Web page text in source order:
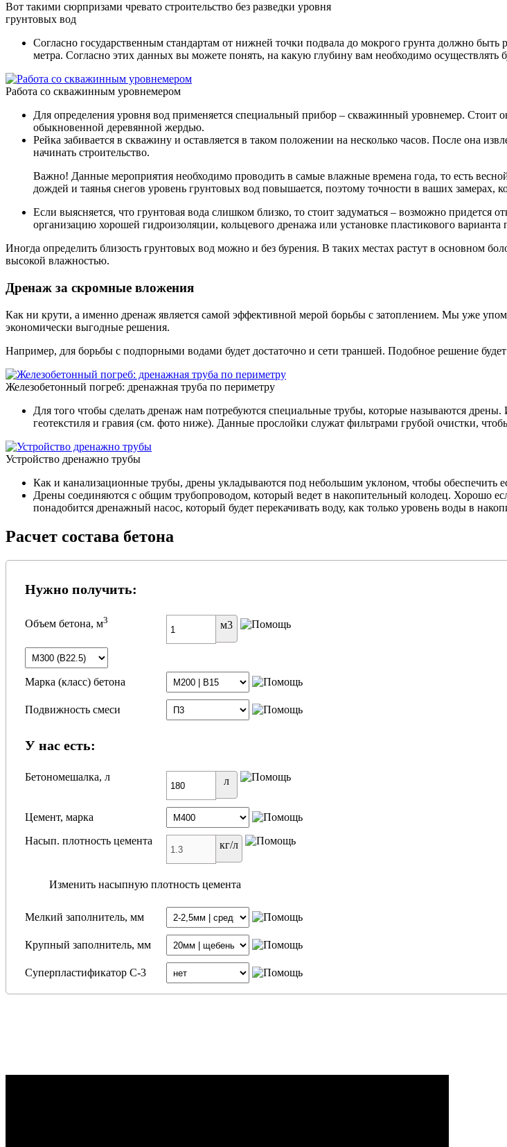
Вот такими сюрпризами чревато строительство без разведки уровня
грунтовых вод
Согласно государственным стандартам от нижней точки подвала до мокрого грунта должно
метра. Согласно этих данных вы можете понять, на какую глубину вам необходимо осуществлять
Работа со скважинным уровнемером
Для определения уровня вод применяется специальный прибор – скважинный уровнемер. Стоит
обыкновенной деревянной жердью.
Рейка забивается в скважину и оставляется в таком положении на несколько часов. После она
начинать строительство.
Важно! Данные мероприятия необходимо проводить в самые влажные времена года, то есть
дождей и таянья снегов уровень грунтовых вод повышается, поэтому точности в ваших замерах,
Если выясняется, что грунтовая вода слишком близко, то стоит задуматься – возможно придется
организацию хорошей гидроизоляции, кольцевого дренажа или установке пластикового варианта
Иногда определить близость грунтовых вод можно и без бурения. В таких местах растут в основном
высокой влажностью.
Дренаж за скромные вложения
Как ни крути, а именно дренаж является самой эффективной мерой борьбы с затоплением. Мы уже
экономически выгодные решения.
Например, для борьбы с подпорными водами будет достаточно и сети траншей. Подобное решение
Железобетонный погреб: дренажная труба по периметру
Для того чтобы сделать дренаж нам потребуются специальные трубы, которые называются
геотекстиля и гравия (см. фото ниже). Данные прослойки служат фильтрами грубой очистки,
Устройство дренажно трубы
Как и канализационные трубы, дрены укладываются под небольшим уклоном, чтобы обеспечить
Дрены соединяются с общим трубопроводом, который ведет в накопительный колодец. Хорошо
понадобится дренажный насос, который будет перекачивать воду, как только уровень воды в
Расчет состава бетона
Нужно получить:
Объем бетона, м3 м3
Марка (класс) бетона
Подвижность смеси
У нас есть:
Бетономешалка, л л
Цемент, марка
Насып. плотность цемента кг/л
Изменить насыпную плотность цемента
Мелкий заполнитель, мм
Крупный заполнитель, мм
Суперпластификатор С-3